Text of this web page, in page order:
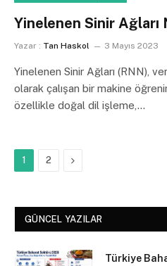
Yinelenen Sinir Ağları
Yazar : Tan Haskol 3 Mayıs 2023
Yinelenen Sinir Ağları (RNN),
olarak çalışan bir makine
özellikle doğal dil işleme,…
1 2 Sonraki
GÜNCEL YAZILAR
Türkiye